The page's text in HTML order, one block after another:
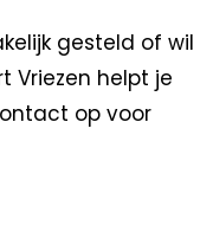
gesteld of wil
Vriezen helpt je
op voor